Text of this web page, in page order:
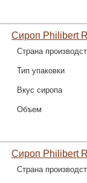
Сироп Philibert
Страна
Тип упаковки
Вкус сиропа
Объем
Сироп Philibert
Страна